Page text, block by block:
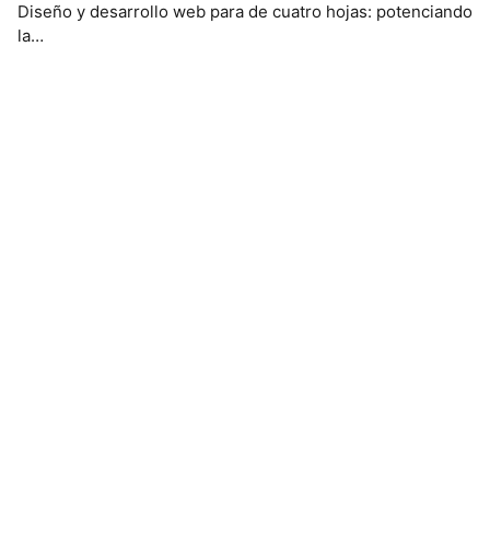
Diseño y desarrollo web para de cuatro hojas: potenciando
la…